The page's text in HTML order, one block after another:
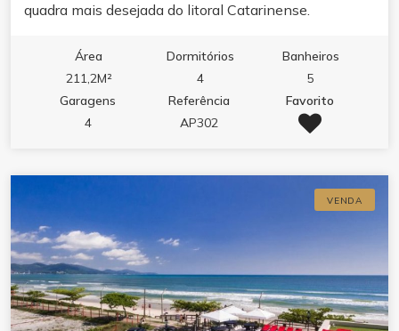
quadra mais desejada do litoral Catarinense.
Área
211,2M²
Dormitórios
4
Banheiros
5
Garagens
4
Referência
AP302
Favorito
VENDA